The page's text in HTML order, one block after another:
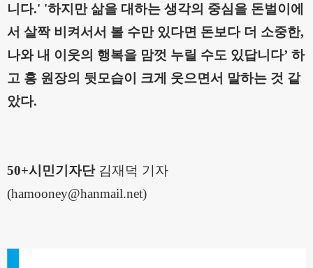
니다.' '하지만 삶을 대하는 생각의 중심을 돈벌이에
서 살짝 비켜서서 볼 수만 있다면 돈보다 더 소중한,
나와 내 이웃의 행복을 맘껏 누릴 수도 있답니다’ 하
고 홍 원장의 뒷모습이 크게 웃으면서 말하는 것 같
았다.
50+시민기자단 김재덕 기자
(hamooney@hanmail.net)